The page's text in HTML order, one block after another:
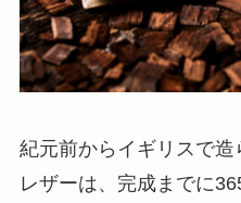
紀元前からイギリスで
レザーは、完成までに